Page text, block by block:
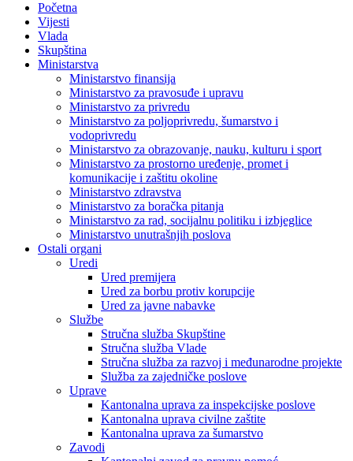
Početna
Vijesti
Vlada
Skupština
Ministarstva
Ministarstvo finansija
Ministarstvo za pravosuđe i upravu
Ministarstvo za privredu
Ministarstvo za poljoprivredu, šumarstvo i
vodoprivredu
Ministarstvo za obrazovanje, nauku, kulturu i sport
Ministarstvo za prostorno uređenje, promet i
komunikacije i zaštitu okoline
Ministarstvo zdravstva
Ministarstvo za boračka pitanja
Ministarstvo za rad, socijalnu politiku i izbjeglice
Ministarstvo unutrašnjih poslova
Ostali organi
Uredi
Ured premijera
Ured za borbu protiv korupcije
Ured za javne nabavke
Službe
Stručna služba Skupštine
Stručna služba Vlade
Stručna služba za razvoj i međunarodne projekte
Služba za zajedničke poslove
Uprave
Kantonalna uprava za inspekcijske poslove
Kantonalna uprava civilne zaštite
Kantonalna uprava za šumarstvo
Zavodi